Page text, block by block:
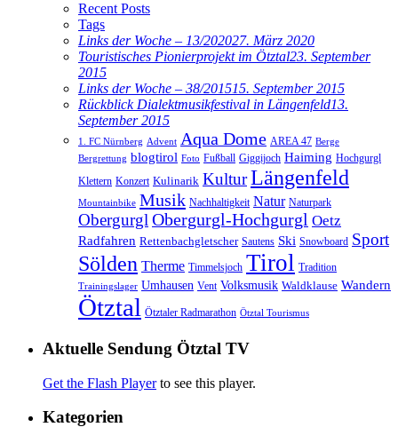
Recent Posts
Tags
Links der Woche – 13/202027. März 2020
Touristisches Pionierprojekt im Ötztal23. September
2015
Links der Woche – 38/201515. September 2015
Rückblick Dialektmusikfestival in Längenfeld13.
September 2015
1. FC Nürnberg Advent Aqua Dome AREA 47 Berge
Bergrettung blogtirol Foto Fußball Giggijoch Haiming Hochgurgl
Klettern Konzert Kulinarik KulturLängenfeld
Mountainbike Musik Nachhaltigkeit Natur Naturpark
ObergurglObergurgl-Hochgurgl Oetz
Radfahren Rettenbachgletscher Sautens Ski Snowboard Sport
Sölden Therme Timmelsjoch Tirol Tradition
Trainingslager Umhausen Vent Volksmusik Waldklause Wandern
Ötztal Ötztaler Radmarathon Ötztal Tourismus
Aktuelle Sendung Ötztal TV
Get the Flash Playerto see this player.
Kategorien